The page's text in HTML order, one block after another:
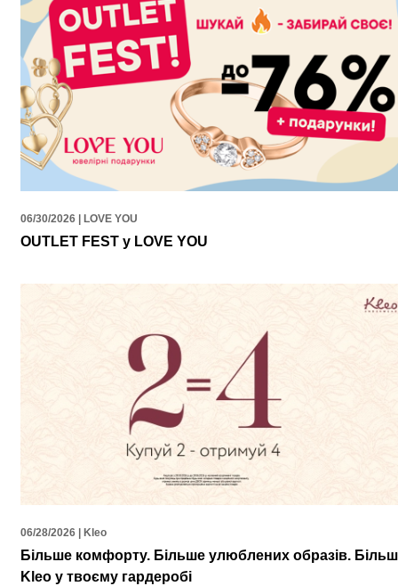
06/30/2026 | LOVE YOU
OUTLET FEST у LOVE YOU
06/28/2026 | Kleo
Більше комфорту. Більше улюблених образів.
Kleo у твоєму гардеробі